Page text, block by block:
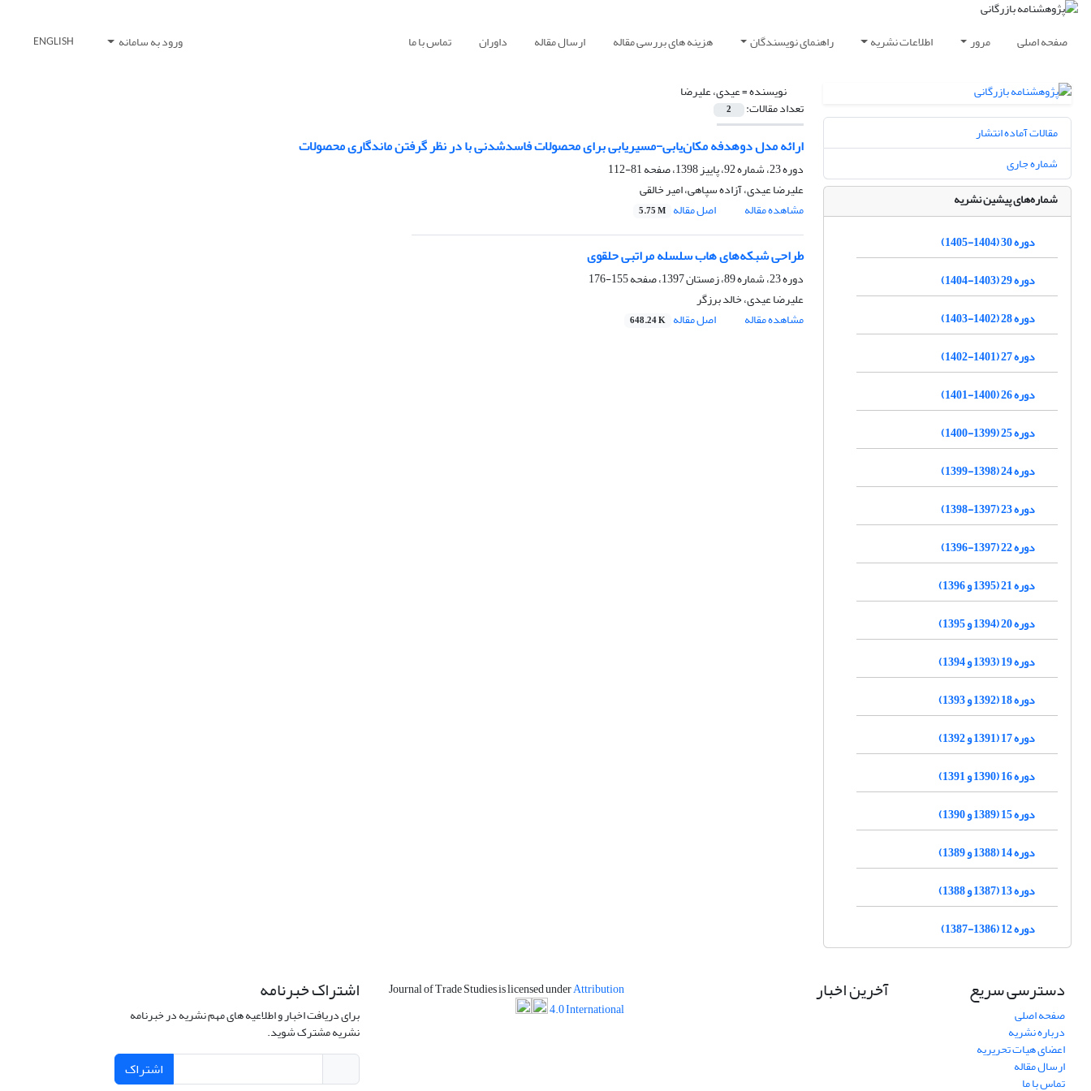
صفحه اصلی مرور اطلاعات نشریه راهنمای نویسندگان هزینه های بررسی مقاله ارسال مقاله داوران تماس با ما ورود به سامانه ENGLISH
نویسنده =عیدی، علیرضا
تعداد مقالات: 2
ارائه مدل دو‌هدفه مکان‌یابی-مسیریابی برای محصولات فاسد‌شدنی با در نظر‌ گرفتن ماندگاری محصولات
دوره 23، شماره 92، پاییز 1398، صفحه
81-112
علیرضا عیدی، آزاده سپاهی، امیر خالقی
مشاهده مقاله
اصل مقاله 5.75 M
طراحی شبکه‌های هاب سلسله مراتبی حلقوی
دوره 23، شماره 89، زمستان 1397، صفحه
155-176
علیرضا عیدی، خالد برزگر
مشاهده مقاله
اصل مقاله 648.24 K
مقالات آماده انتشار
شماره جاری
شماره‌های پیشین نشریه
دوره 30 (1404-1405)
دوره 29 (1403-1404)
دوره 28 (1402-1403)
دوره 27 (1401-1402)
دوره 26 (1400-1401)
دوره 25 (1399-1400)
دوره 24 (1398-1399)
دوره 23 (1397-1398)
دوره 22 (1397-1396)
دوره 21 (1395 و 1396)
دوره 20 (1394 و 1395)
دوره 19 (1393 و 1394)
دوره 18 (1392 و 1393)
دوره 17 (1391 و 1392)
دوره 16 (1390 و 1391)
دوره 15 (1389 و 1390)
دوره 14 (1388 و 1389)
دوره 13 (1387 و 1388)
دوره 12 (1386-1387)
دسترسی سریع
صفحه اصلی
درباره نشریه
اعضای هیات تحریریه
ارسال مقاله
تماس با ما
آخرین اخبار Journal of Trade Studies is licensed underAttribution
4.0 International
اشتراک خبرنامه
برای دریافت اخبار و اطلاعیه های مهم نشریه در خبرنامه
نشریه مشترک شوید.
اشتراک